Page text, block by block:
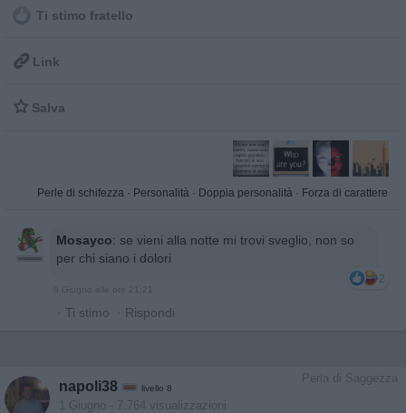
Ti stimo fratello
 Link
 Salva
Perle di schifezza · Personalità · Doppia personalità · Forza di carattere
Mosayco: se vieni alla notte mi trovi sveglio, non so
per chi siano i dolori
2
8 Giugno alle ore 21:21
· Ti stimo · Rispondi
Perla di Saggezza
napoli38 livello 8
1 Giugno - 7.764 visualizzazioni